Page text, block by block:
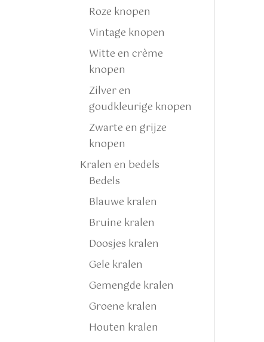
Roze knopen
Vintage knopen
Witte en crème
knopen
Zilver en
goudkleurige knopen
Zwarte en grijze
knopen
Kralen en bedels
Bedels
Blauwe kralen
Bruine kralen
Doosjes kralen
Gele kralen
Gemengde kralen
Groene kralen
Houten kralen